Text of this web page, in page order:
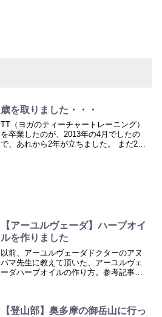
歳を取りました・・・
TT（ヨガのティーチャートレーニング）
を卒業したのが、2013年の4月でしたの
で、あれから2年が立ちました。 まだ2
【アーユルヴェーダ】ハーブオイ
ルを作りました
以前、アーユルヴェーダドクターのアヌ
パマ先生に教えて頂いた、アーユルヴェ
ーダハーブオイルの作り方。参考記事：
そ半年越しでよう...
【登山部】奥多摩の御岳山に行っ